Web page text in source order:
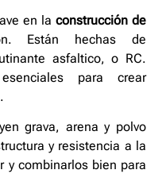
en la construcción de
Están hechas de
asfaltico, o RC.
para crear
grava, arena y polvo
y resistencia a la
y combinarlos bien para